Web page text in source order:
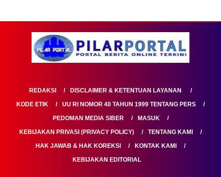
REDAKSI
DISCLAIMER & KETENTUAN LAYANAN
KODE ETIK
UU RI NOMOR 40 TAHUN 1999 TENTANG PERS
PEDOMAN MEDIA SIBER
MASUK
KEBIJAKAN PRIVASI (PRIVACY POLICY)
TENTANG KAMI
HAK JAWAB & HAK KOREKSI
KONTAK KAMI
KEBIJAKAN EDITORIAL